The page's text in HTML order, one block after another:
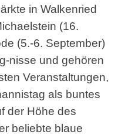
in Walkenried
(16.
(5.-6. September)
nisse und gehören
Veranstaltungen,
als buntes
der Höhe des
beliebte blaue